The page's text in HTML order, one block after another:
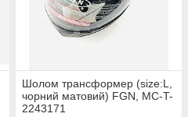
Шолом трансформер (size:L,
чорний матовий) FGN, MC-T-
2243171